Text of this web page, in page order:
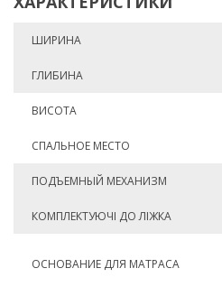
ШИРИНА
ГЛИБИНА
ВИСОТА
СПАЛЬНОЕ МЕСТО
ПОДЪЕМНЫЙ МЕХАНИЗМ
КОМПЛЕКТУЮЧІ ДО ЛІЖКА
ОСНОВАНИЕ ДЛЯ МАТРАСА